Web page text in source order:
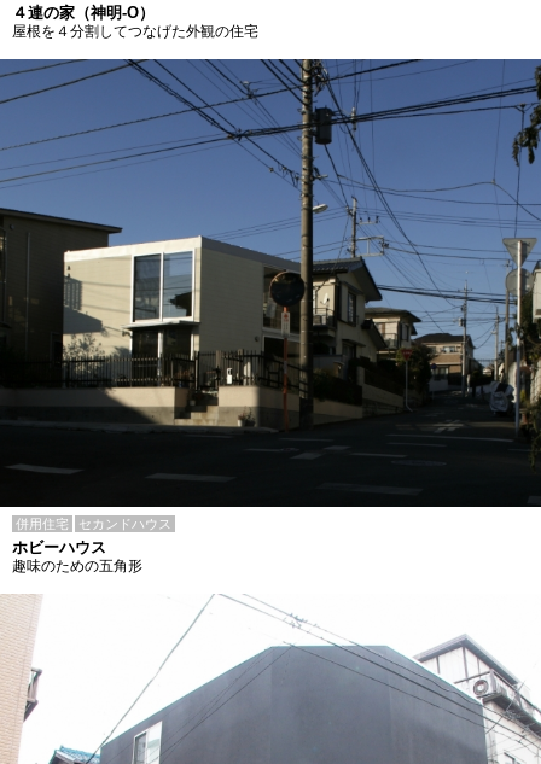
４連の家（神明-O）
屋根を４分割してつなげた外観の住宅
併用住宅 セカンドハウス
ホビーハウス
趣味のための五角形